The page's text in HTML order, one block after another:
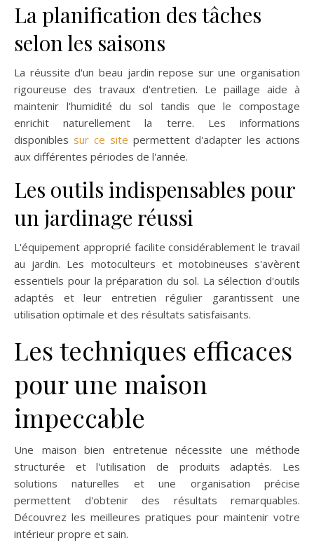
La planification des tâches
selon les saisons
La réussite d'un beau jardin repose sur une organisation
rigoureuse des travaux d'entretien. Le paillage aide à
maintenir l'humidité du sol tandis que le compostage
enrichit naturellement la terre. Les informations
disponibles sur ce site permettent d'adapter les actions
aux différentes périodes de l'année.
Les outils indispensables pour
un jardinage réussi
L'équipement approprié facilite considérablement le travail
au jardin. Les motoculteurs et motobineuses s'avèrent
essentiels pour la préparation du sol. La sélection d'outils
adaptés et leur entretien régulier garantissent une
utilisation optimale et des résultats satisfaisants.
Les techniques efficaces
pour une maison
impeccable
Une maison bien entretenue nécessite une méthode
structurée et l'utilisation de produits adaptés. Les
solutions naturelles et une organisation précise
permettent d'obtenir des résultats remarquables.
Découvrez les meilleures pratiques pour maintenir votre
intérieur propre et sain.